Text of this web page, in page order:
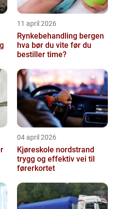
11 april 2026
Rynkebehandling bergen
hva bør du vite før du
bestiller time?
04 april 2026
Kjøreskole nordstrand
trygg og effektiv vei til
førerkortet